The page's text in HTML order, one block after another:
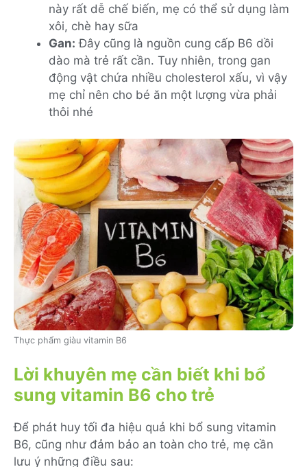
này rất dễ chế biến, mẹ có thể sử dụng làm
xôi, chè hay sữa
Gan: Đây cũng là nguồn cung cấp B6 dồi
dào mà trẻ rất cần. Tuy nhiên, trong gan
động vật chứa nhiều cholesterol xấu, vì vậy
mẹ chỉ nên cho bé ăn một lượng vừa phải
thôi nhé
Thực phẩm giàu vitamin B6
Lời khuyên mẹ cần biết khi bổ
sung vitamin B6 cho trẻ
Để phát huy tối đa hiệu quả khi bổ sung vitamin
B6, cũng như đảm bảo an toàn cho trẻ, mẹ cần
lưu ý những điều sau: